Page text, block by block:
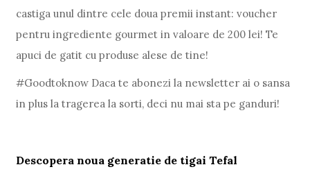
castiga unul dintre cele doua premii instant: voucher
pentru ingrediente gourmet in valoare de 200 lei! Te
apuci de gatit cu produse alese de tine!
#Goodtoknow Daca te abonezi la newsletter ai o sansa
in plus la tragerea la sorti, deci nu mai sta pe ganduri!
Descopera noua generatie de tigai Tefal